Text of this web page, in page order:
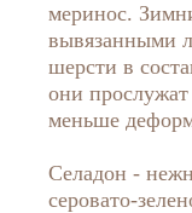
меринос.
вывязанными
шерсти в
они
меньше
Селадон -
серовато-